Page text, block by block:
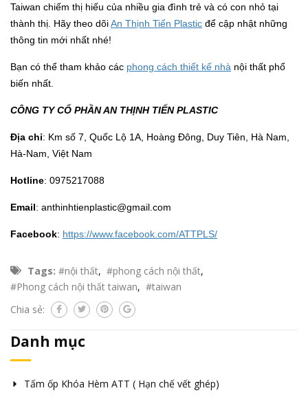
Taiwan chiếm thị hiếu của nhiều gia đình trẻ và có con nhỏ tại
thành thị. Hãy theo dõiAn Thịnh Tiến Plastic để cập nhật những
thông tin mới nhất nhé!
Bạn có thể tham khảo các phong cách thiết kế nhà nội thất phổ
biến nhất.
CÔNG TY CỔ PHẦN AN THỊNH TIẾN PLASTIC
Địa chỉ: Km số 7, Quốc Lộ 1A, Hoàng Đông, Duy Tiên, Hà Nam,
Hà-Nam, Việt Nam
Hotline: 0975217088
Email: anthinhtienplastic@gmail.com
Facebook: https://www.facebook.com/ATTPLS/
Tags: #nội thất, #phong cách nội thất,
#Phong cách nội thất taiwan, #taiwan
Chia sẻ:
Danh mục
Tấm ốp Khóa Hèm ATT ( Hạn chế vết ghép)